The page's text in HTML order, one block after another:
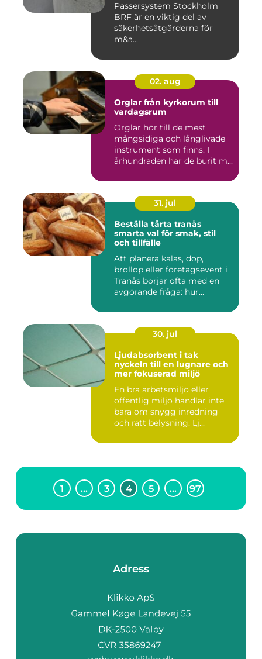
Passersystem Stockholm
BRF är en viktig del av
säkerhetsåtgärderna för
m&a...
02. aug
Orglar från kyrkorum till
vardagsrum
Orglar hör till de mest
mångsidiga och långlivade
instrument som finns. I
århundraden har de burit m...
31. jul
Beställa tårta tranås
smarta val för smak, stil
och tillfälle
Att planera kalas, dop,
bröllop eller företagsevent i
Tranås börjar ofta med en
avgörande fråga: hur...
30. jul
Ljudabsorbent i tak
nyckeln till en lugnare och
mer fokuserad miljö
En bra arbetsmiljö eller
offentlig miljö handlar inte
bara om snygg inredning
och rätt belysning. Lj...
1 … 3 4 5 … 97
Adress